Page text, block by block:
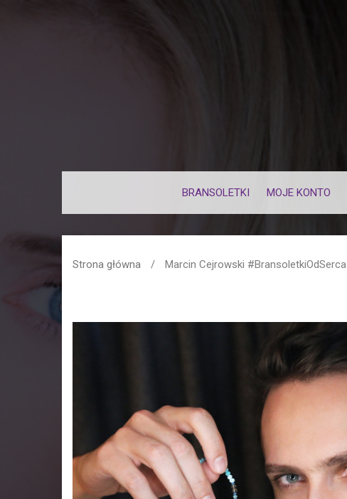
BRANSOLETKI MOJE KONTO
Strona główna / Marcin Cejrowski #BransoletkiOdSerca